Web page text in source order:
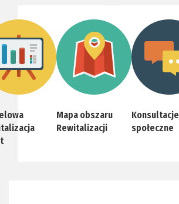
Mapa obszaru
Rewitalizacji
Konsultacje
społeczne